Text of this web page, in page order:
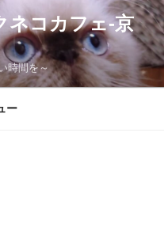
ネコカフェ-京
時間を～
ー